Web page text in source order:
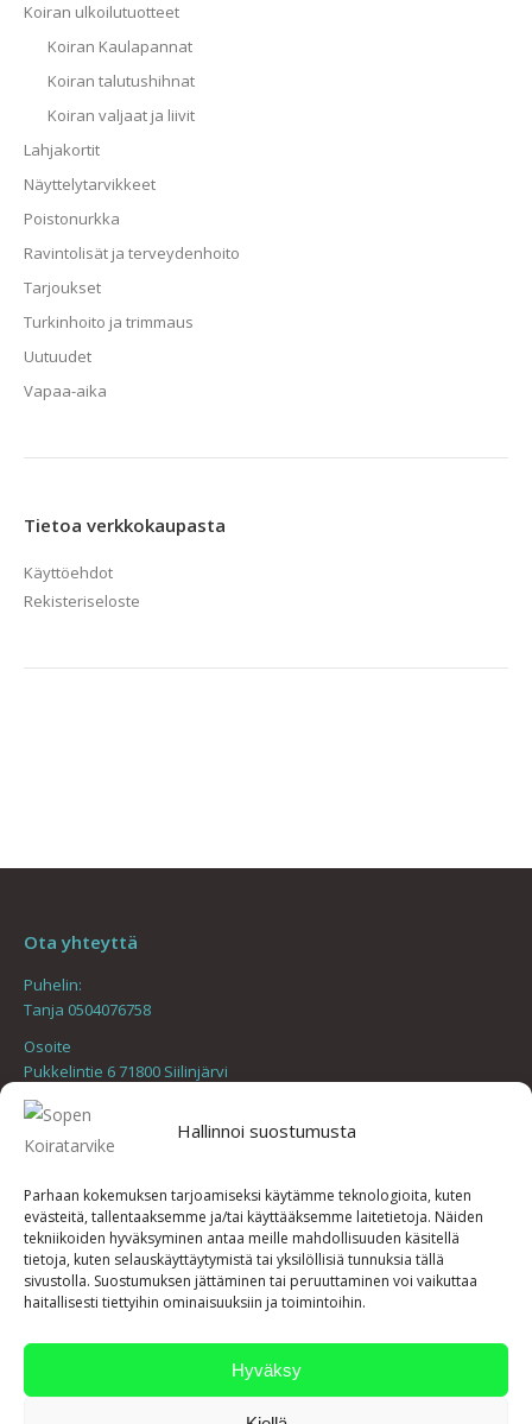
Hallinnoi suostumusta
Parhaan kokemuksen tarjoamiseksi käytämme teknologioita, kuten
evästeitä, tallentaaksemme ja/tai käyttääksemme laitetietoja. Näiden
tekniikoiden hyväksyminen antaa meille mahdollisuuden käsitellä
tietoja, kuten selauskäyttäytymistä tai yksilöllisiä tunnuksia tällä
sivustolla. Suostumuksen jättäminen tai peruuttaminen voi vaikuttaa
haitallisesti tiettyihin ominaisuuksiin ja toimintoihin.
Hyväksy
Koiran ulkoilutuotteet
Koiran Kaulapannat
Koiran talutushihnat
Koiran valjaat ja liivit
Lahjakortit
Näyttelytarvikkeet
Poistonurkka
Ravintolisät ja terveydenhoito
Tarjoukset
Turkinhoito ja trimmaus
Uutuudet
Vapaa-aika
Tietoa verkkokaupasta
Käyttöehdot
Rekisteriseloste
Ota yhteyttä
Puhelin:
Tanja 0504076758
Osoite
Pukkelintie 6 71800 Siilinjärvi
Find us on:
Mail
opens
in
new
window
Uutiset
Toimituskatkos verkkokaupassa
11.6.2026
Joulunajan toimitukset
17.12.2025
Toimitukset Messariin